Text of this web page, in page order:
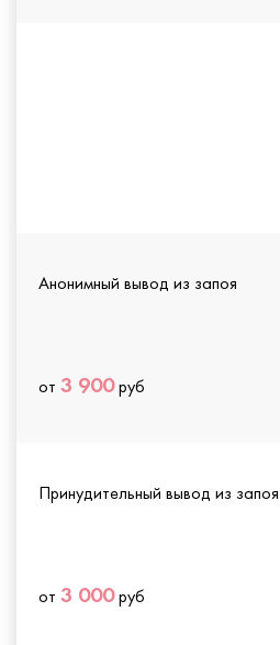
Анонимный вывод из запоя
от 3 900руб
Принудительный вывод из запоя
от 3 000руб